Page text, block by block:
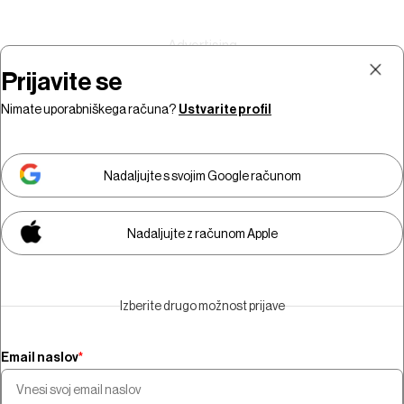
Prijava
Za ogled video vsebine morate
biti naročniki.
Naročite se
Prijavite se
Nimate uporabniškega računa? Ustvarite profil
Nadaljujte s svojim Google računom
Nadaljujte z računom Apple
Izberite drugo možnost prijave
Email naslov*